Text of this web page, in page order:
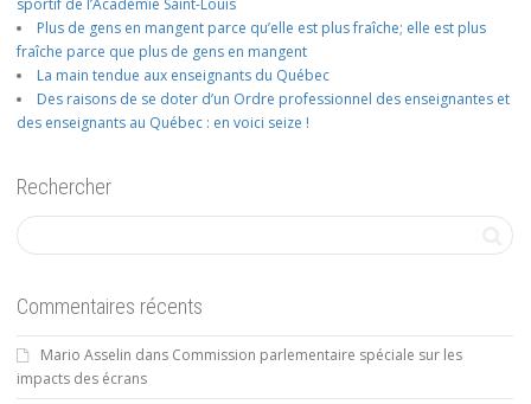
Plus de gens en mangent parce qu’elle est plus fraîche; elle est plus
fraîche parce que plus de gens en mangent
La main tendue aux enseignants du Québec
Des raisons de se doter d’un Ordre professionnel des enseignantes et
des enseignants au Québec : en voici seize !
Rechercher
Commentaires récents
Mario Asselin dans Commission parlementaire spéciale sur les
impacts des écrans